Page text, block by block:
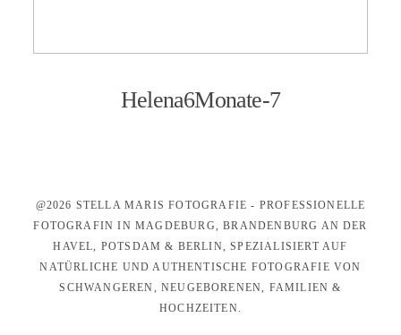
Helena6Monate-7
@2026 STELLA MARIS FOTOGRAFIE - PROFESSIONELLE
FOTOGRAFIN IN MAGDEBURG, BRANDENBURG AN DER
HAVEL, POTSDAM & BERLIN, SPEZIALISIERT AUF
NATÜRLICHE UND AUTHENTISCHE FOTOGRAFIE VON
SCHWANGEREN, NEUGEBORENEN, FAMILIEN &
HOCHZEITEN.